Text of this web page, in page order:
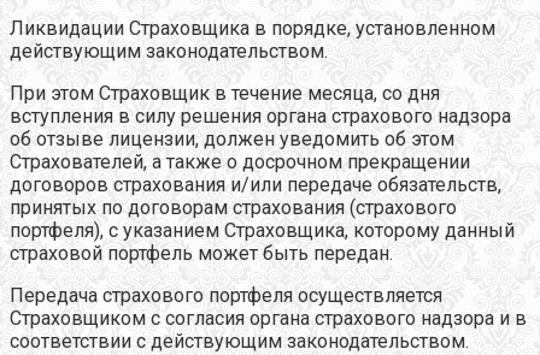
Ликвидации Страховщика в порядке, установленном
действующим законодательством.
При этом Страховщик в течение месяца, со дня
вступления в силу решения органа страхового надзора
об отзыве лицензии, должен уведомить об этом
Страхователей, а также о досрочном прекращении
договоров страхования и/или передаче обязательств,
принятых по договорам страхования (страхового
портфеля), с указанием Страховщика, которому данный
страховой портфель может быть передан.
Передача страхового портфеля осуществляется
Страховщиком с согласия органа страхового надзора и в
соответствии с действующим законодательством.